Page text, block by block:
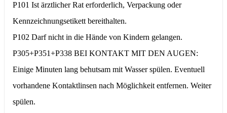
P101 Ist ärztlicher Rat erforderlich, Verpackung oder
Kennzeichnungsetikett bereithalten.
P102 Darf nicht in die Hände von Kindern gelangen.
P305+P351+P338 BEI KONTAKT MIT DEN AUGEN:
Einige Minuten lang behutsam mit Wasser spülen. Eventuell
vorhandene Kontaktlinsen nach Möglichkeit entfernen. Weiter
spülen.